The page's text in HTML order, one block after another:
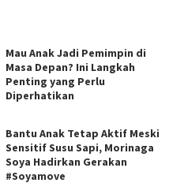
Mau Anak Jadi Pemimpin di
Masa Depan? Ini Langkah
Penting yang Perlu
Diperhatikan
Bantu Anak Tetap Aktif Meski
Sensitif Susu Sapi, Morinaga
Soya Hadirkan Gerakan
#Soyamove